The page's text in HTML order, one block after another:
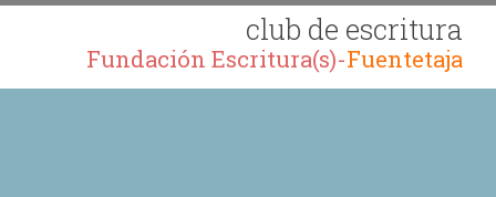
club de escritura
Fundación Escritura(s)-Fuentetaja